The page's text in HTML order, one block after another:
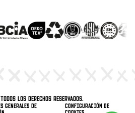
los derechos reservados.
generales de
Configuración de